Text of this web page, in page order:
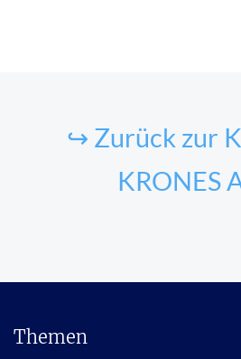
↪ Zurück zur
KRONES
Themen